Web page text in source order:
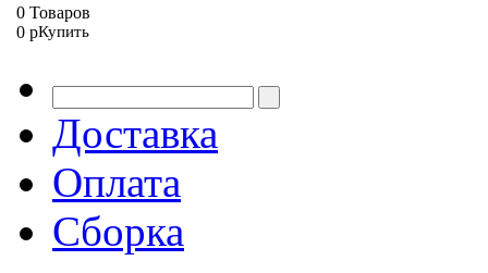
0 Товаров
0 pКупить
Доставка
Оплата
Сборка